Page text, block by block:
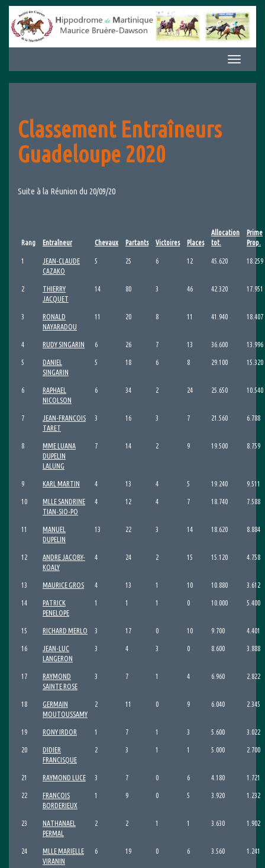
Aller
contenu
Afficher/
la
Classement Entraîneurs
Guadeloupe 2020
Suite à la Réunion du 20/09/20
Rang Entraîneur Chevaux Partants Victoires Places
Allocation
tot.
Prime
Prop.
1
JEAN-CLAUDE
CAZAKO
5 25 6 12 45.620 18.259
2
THIERRY
JACQUET
14 80 3 46 42.320 17.951
3
RONALD
NAYARADOU
11 20 8 11 41.940 18.407
4 RUDY SINGARIN 6 26 7 13 36.600 13.996
5
DANIEL
SINGARIN
5 18 6 8 29.100 15.320
6
RAPHAEL
NICOLSON
6 34 2 24 25.650 10.540
7
JEAN-FRANCOIS
TARET
3 16 3 7 21.560 6.788
8
MME LUANA
DUPELIN
LALUNG
7 14 2 9 19.500 8.759
9 KARL MARTIN 4 13 4 5 19.240 9.511
10
MLLE SANDRINE
TIAN-SIO-PO
4 12 4 7 18.740 7.588
11
MANUEL
DUPELIN
13 22 3 14 18.620 8.884
12
ANDRE JACOBY-
KOALY
4 24 2 15 15.120 4.758
13 MAURICE GROS 4 13 1 10 10.880 3.612
14
PATRICK
PENELOPE
1 1 1 0 10.000 5.400
15 RICHARD MERLO 3 17 0 10 9.700 4.401
16
JEAN-LUC
LANGERON
3 4 3 0 8.600 3.888
17
RAYMOND
SAINTE ROSE
3 7 1 4 6.960 2.822
18
GERMAIN
MOUTOUSSAMY
2 11 0 9 6.040 2.345
19 RONY IRDOR 1 7 1 3 5.600 3.022
20
DIDIER
FRANCISQUE
2 3 1 1 5.000 2.700
21 RAYMOND LUCE 3 7 0 6 4.180 1.721
22
FRANCOIS
BORDERIEUX
1 9 0 5 3.920 1.232
23
NATHANAEL
PERMAL
2 2 1 1 3.630 1.902
24
MLLE MARIELLE
VIRANIN
6 19 0 6 3.560 1.241